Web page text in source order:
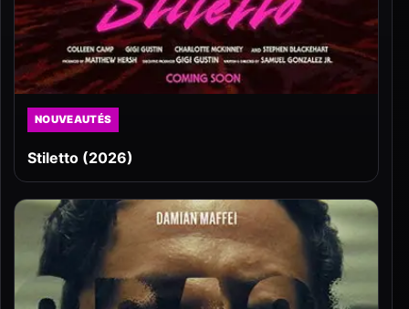
NOUVEAUTÉS
Stiletto (2026)